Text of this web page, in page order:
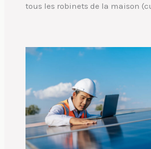
tous les robinets de la maison